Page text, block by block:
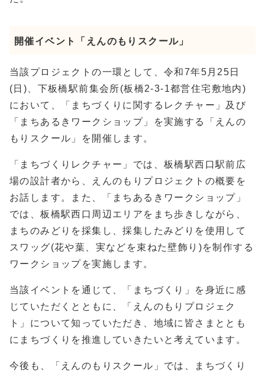
開催イベント「えんのもりスクール」
当該プロジェクトの一環として、令和7年5月25日
(日)、下板橋駅前集会所(板橋2-3-1都営住宅敷地内)
において、「まちづくりに関するレクチャー」及び
「まちあるきワークショップ」を実施する「えんの
もりスクール」を開催します。
「まちづくりレクチャー」では、板橋駅西口駅前広
場の設計者から、えんのもりプロジェクトの概要を
お話します。また、「まちあるきワークショップ」
では、板橋駅西口周辺エリアをまち歩きしながら、
まちのみどりを採集し、採集したみどりを使用して
スワッグ(花や葉、実などを束ねた壁飾り)を制作する
ワークショップを実施します。
当該イベントを通じて、「まちづくり」を身近に感
じていただくとともに、「えんのもりプロジェク
ト」について知っていただき、地域に皆さまととも
にまちづくりを推進していきたいと考えています。
今後も、「えんのもりスクール」では、まちづくり